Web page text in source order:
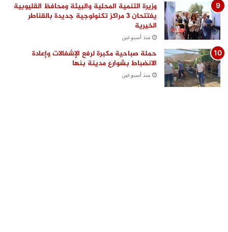
وزيرة التنمية المحلية والبيئة ومحافظ القليوبية
يفتتحان 3 مراكز تكنولوجية جديدة بالقناطر
الخيرية
منذ أسبوعين
حملة صباحية مكبرة لرفع الإشغالات وإعادة
الانضباط بشوارع مدينة بنها
منذ أسبوعين